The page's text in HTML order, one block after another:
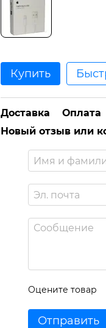
Купить
Доставка Оплата
Новый отзыв или
Оцените товар
Отправить